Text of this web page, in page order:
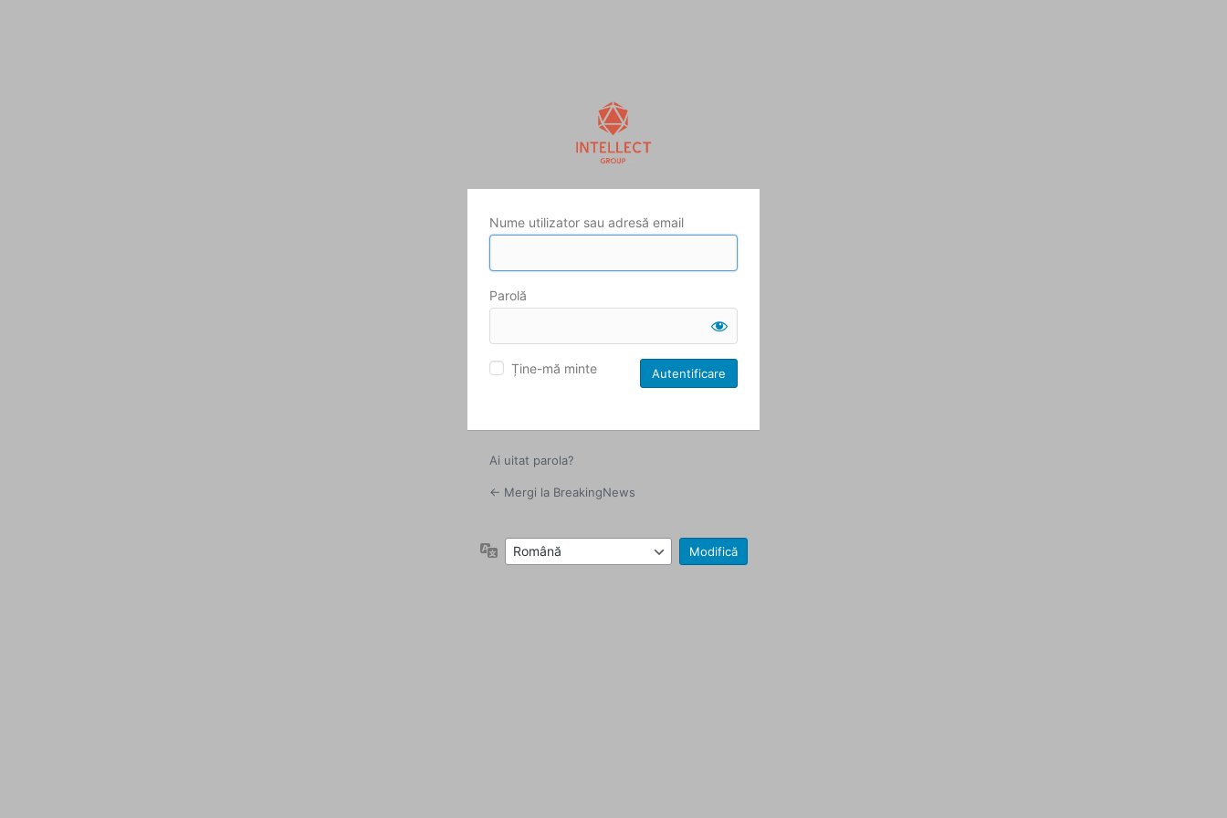
Nume utilizator sau adresă email
Parolă
Ține-mă minte
Ai uitat parola?
← Mergi la BreakingNews
Limbă